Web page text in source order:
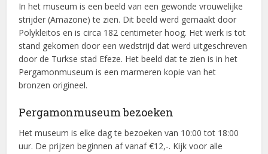
In het museum is een beeld van een gewonde vrouwelijke
strijder (Amazone) te zien. Dit beeld werd gemaakt door
Polykleitos en is circa 182 centimeter hoog. Het werk is tot
stand gekomen door een wedstrijd dat werd uitgeschreven
door de Turkse stad Efeze. Het beeld dat te zien is in het
Pergamonmuseum is een marmeren kopie van het
bronzen origineel.
Pergamonmuseum bezoeken
Het museum is elke dag te bezoeken van 10:00 tot 18:00
uur. De prijzen beginnen af vanaf €12,-. Kijk voor alle